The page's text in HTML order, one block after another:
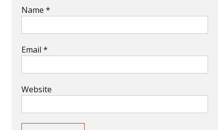
Name *
Email *
Website